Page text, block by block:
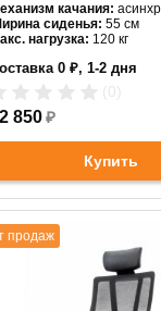
качания:
сиденья: 55 см
нагрузка: 120 кг
спинки:сетка
черный
0 ₽, 1-2 дня
850₽
Купить
продаж